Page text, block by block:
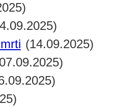
(14.09.2025)